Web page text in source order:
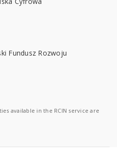
available in the RCIN service are